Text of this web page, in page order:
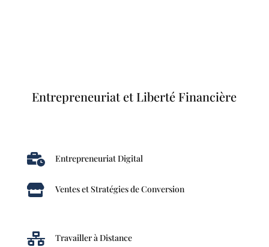
Entrepreneuriat et Liberté Financière
 Entrepreneuriat Digital
 Ventes et Stratégies de Conversion
 Travailler à Distance